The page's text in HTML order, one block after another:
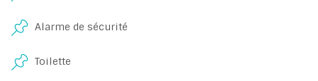
Alarme de sécurité
Toilette